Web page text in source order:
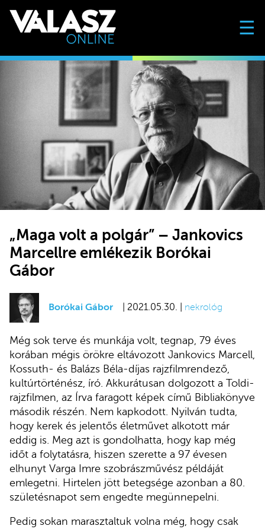
☰
„Maga volt a polgár” – Jankovics
Marcellre emlékezik Borókai
Gábor
Borókai Gábor | 2021.05.30. | nekrológ
Még sok terve és munkája volt, tegnap, 79 éves
korában mégis örökre eltávozott Jankovics Marcell,
Kossuth- és Balázs Béla-díjas rajzfilmrendező,
kultúrtörténész, író. Akkurátusan dolgozott a Toldi-
rajzfilmen, az Írva faragott képek című Bibliakönyve
második részén. Nem kapkodott. Nyilván tudta,
hogy kerek és jelentős életművet alkotott már
eddig is. Meg azt is gondolhatta, hogy kap még
időt a folytatásra, hiszen szerette a 97 évesen
elhunyt Varga Imre szobrászművész példáját
emlegetni. Hirtelen jött betegsége azonban a 80.
születésnapot sem engedte megünnepelni.
Pedig sokan marasztaltuk volna még, hogy csak